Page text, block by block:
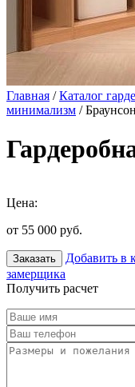
Главная /Каталог
минимализм / Браунсон
Цена:
от 55 000 руб.
Заказать Добавить в
замерщика
Получить расчет